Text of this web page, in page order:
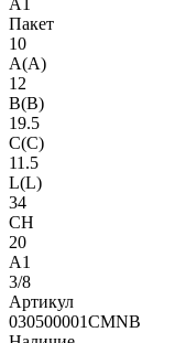
Пакет
10
A(A)
12
B(B)
19.5
C(C)
11.5
L(L)
34
CH
20
A1
3/8
Артикул
030500001CMNB